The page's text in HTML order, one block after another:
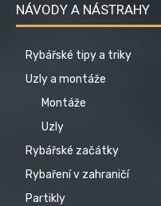
NÁVODY A NÁSTRAHY
Rybářské tipy a triky
Uzly a montáže
Montáže
Uzly
Rybářské začátky
Rybaření v zahraničí
Partikly